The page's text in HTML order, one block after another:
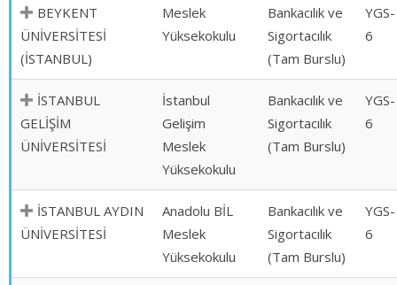
BEYKENT
ÜNİVERSİTESİ
(İSTANBUL)
Meslek
Yüksekokulu
Bankacılık ve
Sigortacılık
(Tam Burslu)
YGS-
6
İSTANBUL
GELİŞİM
ÜNİVERSİTESİ
İstanbul
Gelişim
Meslek
Yüksekokulu
Bankacılık ve
Sigortacılık
(Tam Burslu)
YGS-
6
İSTANBUL AYDIN
ÜNİVERSİTESİ
Anadolu BİL
Meslek
Yüksekokulu
Bankacılık ve
Sigortacılık
(Tam Burslu)
YGS-
6